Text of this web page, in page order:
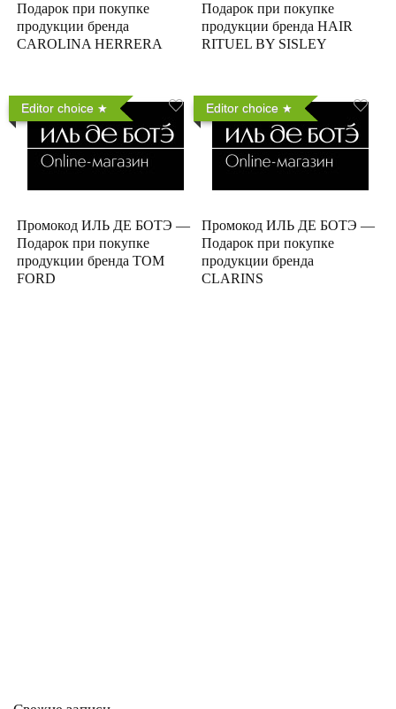
Подарок при покупке
продукции бренда
CAROLINA HERRERA
Подарок при покупке
продукции бренда HAIR
RITUEL BY SISLEY
Editor choice
Промокод ИЛЬ ДЕ БОТЭ —
Подарок при покупке
продукции бренда TOM
FORD
Editor choice
Промокод ИЛЬ ДЕ БОТЭ —
Подарок при покупке
продукции бренда
CLARINS